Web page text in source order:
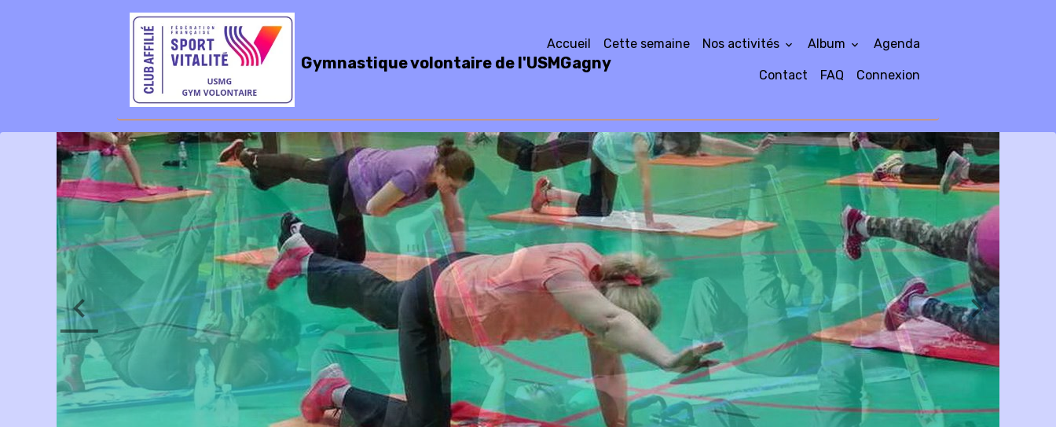
Gymnastique volontaire de l'USMGagny
Accueil Cette semaine Nos activités Album Agenda
Contact FAQ Connexion